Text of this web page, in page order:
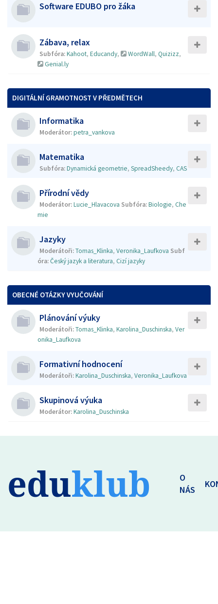
Software EDUBO pro žáka
Zábava, relax
Subfóra:Kahoot, Educandy, WordWall, Quizizz,
Genial.ly
DIGITÁLNÍ GRAMOTNOST V PŘEDMĚTECH
Informatika
Moderátor:petra_vankova
Matematika
Subfóra:Dynamická geometrie, SpreadSheedy, CAS
Přírodní vědy
Moderátor:Lucie_Hlavacova Subfóra:Biologie, Che
mie
Jazyky
Moderátoři:Tomas_Klinka, Veronika_Laufkova Subf
óra:Český jazyk a literatura, Cizí jazyky
OBECNÉ OTÁZKY VYUČOVÁNÍ
Plánování výuky
Moderátoři:Tomas_Klinka, Karolina_Duschinska, Ver
onika_Laufkova
Formativní hodnocení
Moderátoři:Karolina_Duschinska, Veronika_Laufkova
Skupinová výuka
Moderátor:Karolina_Duschinska
eduklub
O
NÁS